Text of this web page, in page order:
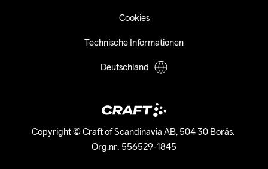
Copyright © Craft of Scandinavia AB, 504 30 Borås.
Org.nr: 556529-1845
Cookies
Technische Informationen
Deutschland